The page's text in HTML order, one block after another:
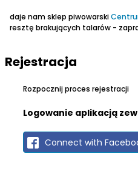
daje nam sklep piwowarski
resztę brakujących talarów -
Rejestracja
Rozpocznij proces rejestracji
Logowanie aplikacją
Connect with